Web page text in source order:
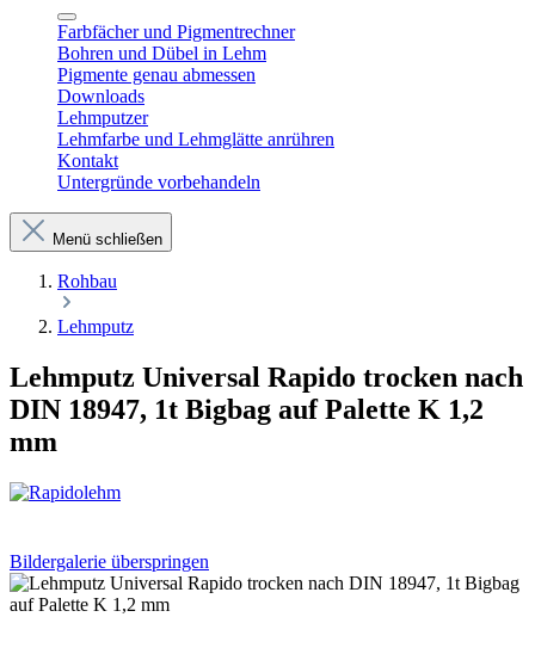
Farbfächer und Pigmentrechner
Bohren und Dübel in Lehm​
Pigmente genau abmessen
Downloads
Lehmputzer
Lehmfarbe und Lehmglätte anrühren
Kontakt
Untergründe vorbehandeln
Menü schließen
Rohbau
Lehmputz
Lehmputz Universal Rapido trocken nach
DIN 18947, 1t Bigbag auf Palette K 1,2
mm
Bildergalerie überspringen